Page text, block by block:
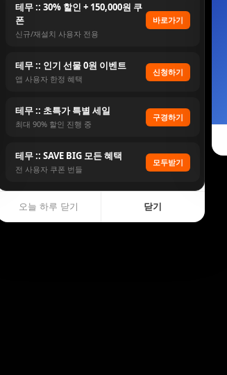
테무 :: 30% 할인 + 150,000원 쿠
폰
신규/재설치 사용자 전용
바로가기
테무 :: 인기 선물 0원 이벤트
앱 사용자 한정 혜택
신청하기
테무 :: 초특가 특별 세일
최대 90% 할인 진행 중
구경하기
테무 :: SAVE BIG 모든 혜택
전 사용자 쿠폰 번들
모두받기
오늘 하루 닫기 닫기